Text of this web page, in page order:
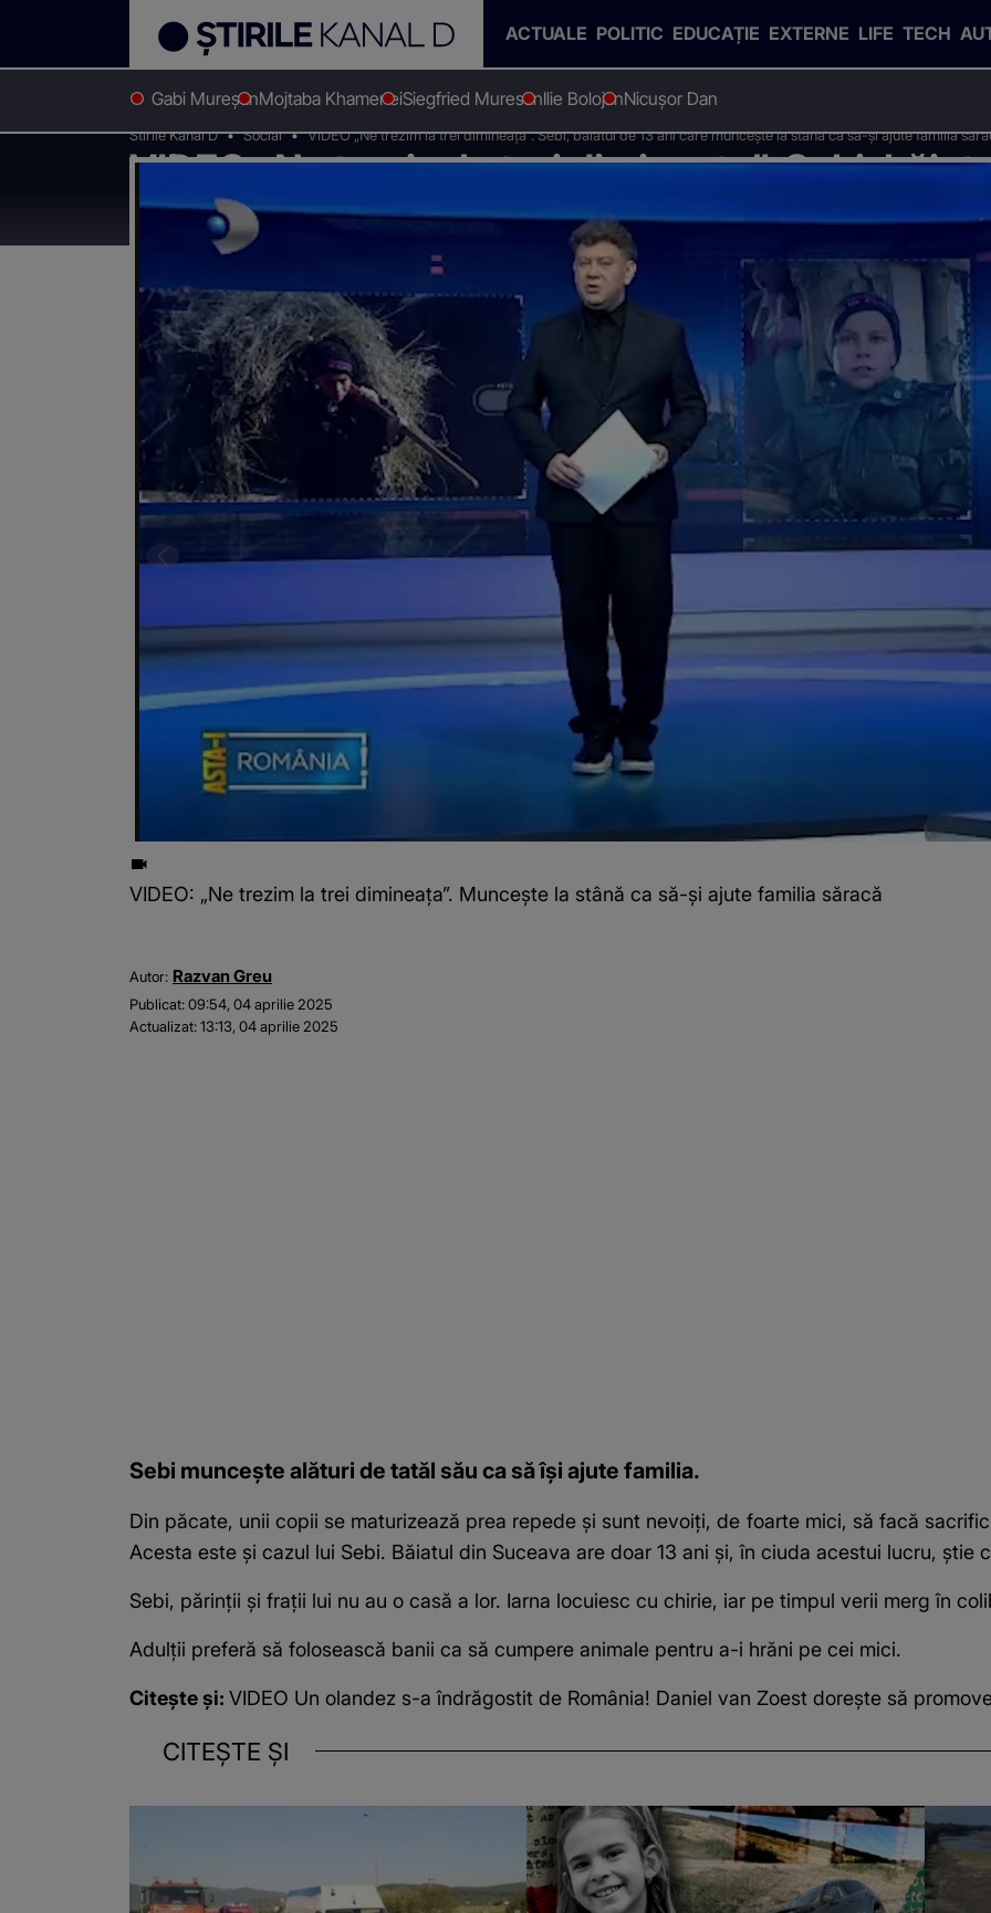
ACTUALE POLITIC EDUCAȚIE EXTERNE LIFE TECH
Gabi MureșanMojtaba KhameneiSiegfried MuresanIlie BolojanNicușor Dan
Stirile Kanal D Social VIDEO „Ne trezim la trei dimineața”. Sebi, băiatul de 13 ani care muncește la stână ca să-și ajute familia
VIDEO „Ne trezim la trei dimineața”. Sebi,
care muncește la stână ca să-și ajute familia
VIDEO: „Ne trezim la trei dimineața”. Muncește la stână ca să-și ajute familia săracă
Autor: Razvan Greu
Publicat:09:54, 04 aprilie 2025
Actualizat:13:13, 04 aprilie 2025
Sebi muncește alături de tatăl său ca să își ajute familia.
Din păcate, unii copii se maturizează prea repede și sunt nevoiți, de foarte mici, să facă
Acesta este și cazul lui Sebi. Băiatul din Suceava are doar 13 ani și, în ciuda acestui lucru, știe
Sebi, părinții și frații lui nu au o casă a lor. Iarna locuiesc cu chirie, iar pe timpul verii merg în
Adulții preferă să folosească banii ca să cumpere animale pentru a-i hrăni pe cei mici.
Citește și: VIDEO Un olandez s-a îndrăgostit de România! Daniel van Zoest dorește să
CITEȘTE ȘI